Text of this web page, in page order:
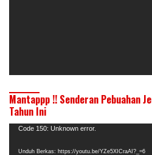
Mantappp !! Senderan Pebuahan
Tahun Ini
Pemutar
Code 150: Unknown error.
Unduh Berkas: https://youtu.be/YZe5XICraAI?_=6